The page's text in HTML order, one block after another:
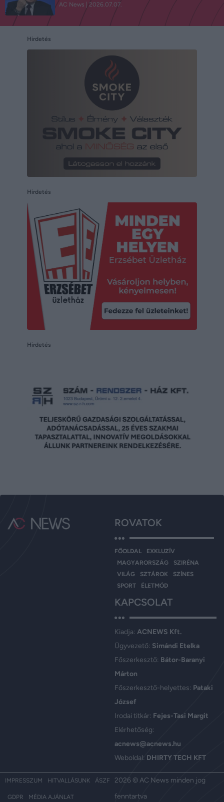
AC News 2026.07.07.
Hirdetés
Hirdetés
Hirdetés
ROVATOK
FŐOLDAL
EXKLUZÍV
MAGYARORSZÁG
SZIRÉNA
VILÁG
SZTÁROK
SZÍNES
SPORT
ÉLETMÓD
KAPCSOLAT
Kiadja: ACNEWS Kft.
Ügyvezető: Simándi Etelka
Főszerkesztő: Bátor-Baranyi
Márton
Főszerkesztő-helyettes: Pataki
József
Irodai titkár: Fejes-Tasi Margit
Elérhetőség:
acnews@acnews.hu
Weboldal: DHIRTY TECH KFT
IMPRESSZUM HITVALLÁSUNK ÁSZF
GDPR MÉDIA AJÁNLAT
2026 © AC News minden jog
fenntartva